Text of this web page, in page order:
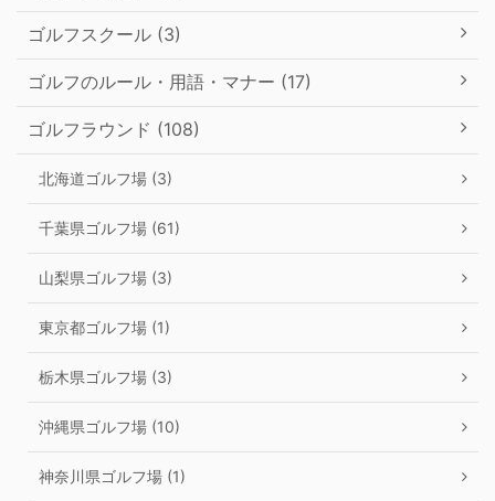
ゴルフスクール (3)
ゴルフのルール・用語・マナー (17)
ゴルフラウンド (108)
北海道ゴルフ場 (3)
千葉県ゴルフ場 (61)
山梨県ゴルフ場 (3)
東京都ゴルフ場 (1)
栃木県ゴルフ場 (3)
沖縄県ゴルフ場 (10)
神奈川県ゴルフ場 (1)